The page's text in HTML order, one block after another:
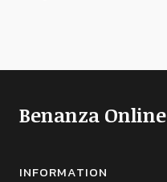
Benanza Online
INFORMATION